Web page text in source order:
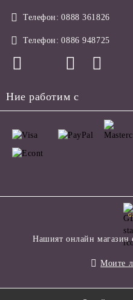
Телефон: 0888 361826
Телефон: 0886 948725
Ние работим с
Нашият онлайн магазин
Моите